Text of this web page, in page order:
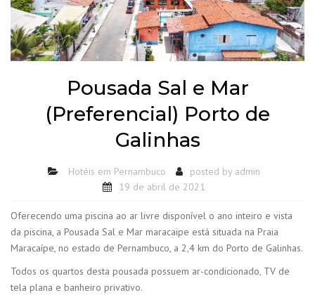
Pousada Sal e Mar
(Preferencial) Porto de
Galinhas
Hotéis em Pernambuco posted by admin
19 de abril de 2021
Oferecendo uma piscina ao ar livre disponível o ano inteiro e vista
da piscina, a Pousada Sal e Mar maracaipe está situada na Praia
Maracaípe, no estado de Pernambuco, a 2,4 km do Porto de Galinhas.
Todos os quartos desta pousada possuem ar-condicionado, TV de
tela plana e banheiro privativo.